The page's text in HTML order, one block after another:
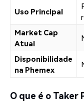
Uso Principal
Market Cap
Atual
Disponibilidade
na Phemex
O que é o Taker